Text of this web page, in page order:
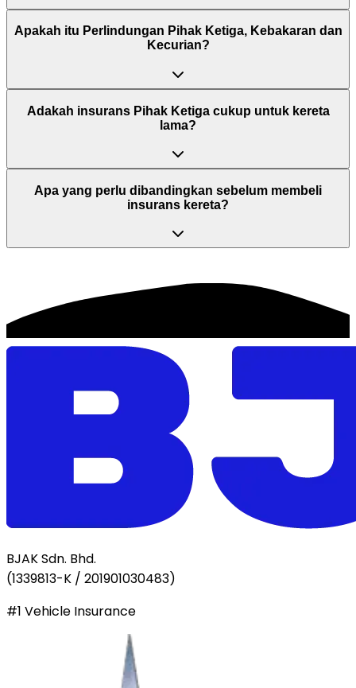
Apakah itu Perlindungan Pihak Ketiga, Kebakaran dan
Kecurian?
Adakah insurans Pihak Ketiga cukup untuk kereta
lama?
Apa yang perlu dibandingkan sebelum membeli
insurans kereta?
BJAK Sdn. Bhd.
(1339813-K / 201901030483)
#1 Vehicle Insurance